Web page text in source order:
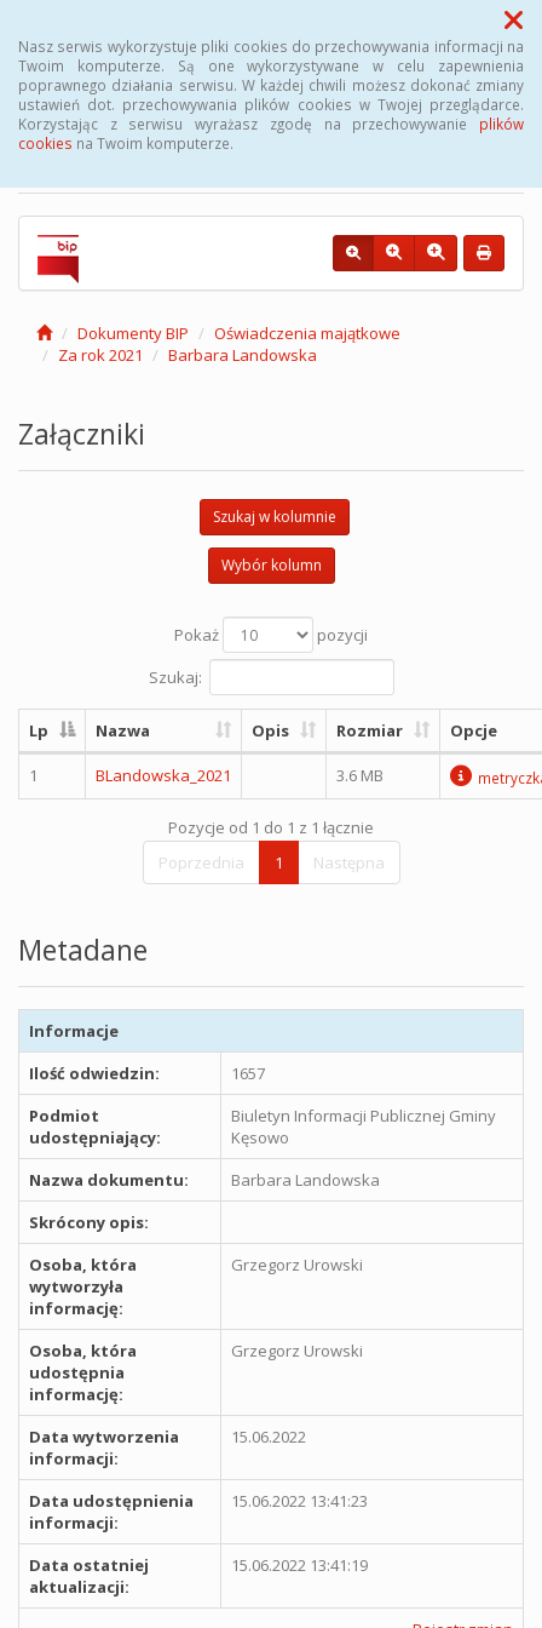
Nasz serwis wykorzystuje pliki cookies do przechowywania informacji na
Twoim komputerze. Są one wykorzystywane w celu zapewnienia
poprawnego działania serwisu. W każdej chwili możesz dokonać zmiany
ustawień dot. przechowywania plików cookies w Twojej przeglądarce.
Korzystając z serwisu wyrażasz zgodę na przechowywanie plików
cookies na Twoim komputerze.
Menu
Biuletyn Informacji
Publicznej Gminy Kęsowo
Dokumenty BIP
Oświadczenia majątkowe
Za rok 2021
Barbara Landowska
Załączniki
Szukaj w kolumnie
Wybór kolumn
Pokaż
pozycji
Szukaj:
Lp Nazwa Opis Rozmiar Opcje
1 BLandowska_2021 3.6 MB
Pozycje od 1 do 1 z 1 łącznie
Poprzednia
1 Następna
Metadane
Informacje
Ilość odwiedzin:
1657
Podmiot
udostępniający:
Biuletyn Informacji Publicznej Gminy
Kęsowo
Nazwa dokumentu:
Barbara Landowska
Skrócony opis:
Osoba, która
wytworzyła
informację:
Grzegorz Urowski
Osoba, która
udostępnia
informację:
Grzegorz Urowski
Data wytworzenia
informacji:
15.06.2022
Data udostępnienia
informacji:
15.06.2022 13:41:23
Data ostatniej
aktualizacji:
15.06.2022 13:41:19